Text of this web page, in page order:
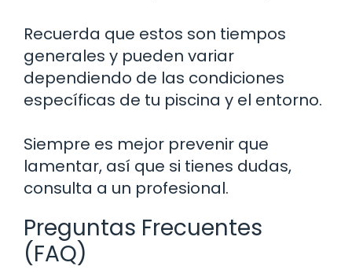
Recuerda que estos son tiempos
generales y pueden variar
dependiendo de las condiciones
específicas de tu piscina y el entorno.
Siempre es mejor prevenir que
lamentar, así que si tienes dudas,
consulta a un profesional.
Preguntas Frecuentes
(FAQ)